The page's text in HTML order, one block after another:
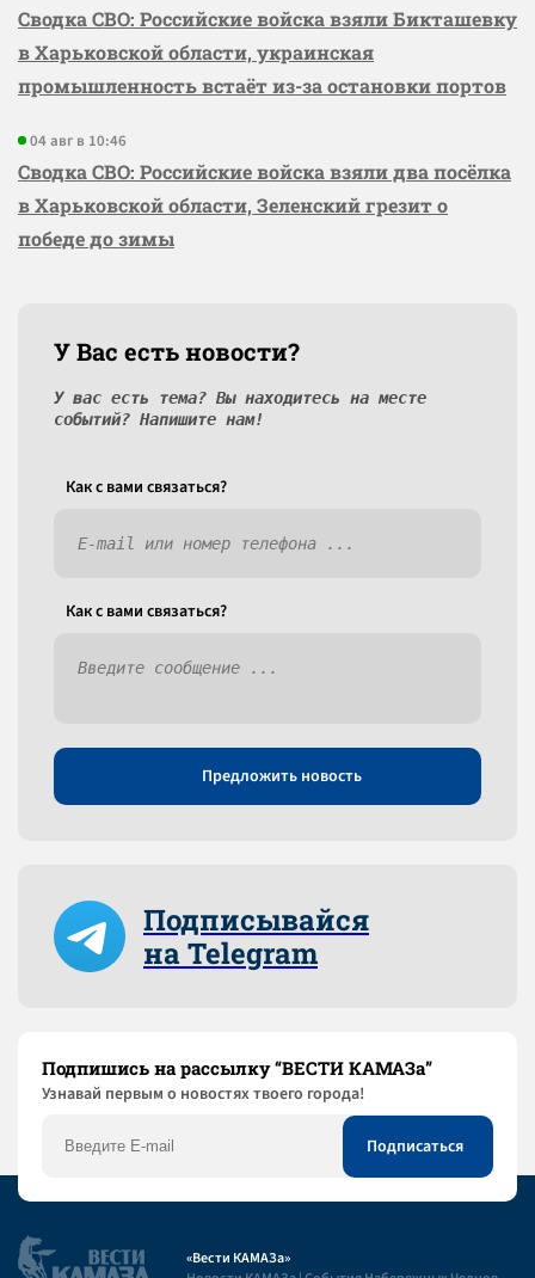
Сводка СВО: Российские войска взяли Бикташевку
в Харьковской области, украинская
промышленность встаёт из-за остановки портов
04 авг в 10:46
Сводка СВО: Российские войска взяли два посёлка
в Харьковской области, Зеленский грезит о
победе до зимы
У Вас есть новости?
У вас есть тема? Вы находитесь на месте
событий? Напишите нам!
Как c вами связаться?
Как c вами связаться?
Предложить новость
Подписывайся
на Telegram
Подпишись на рассылку “ВЕСТИ КАМАЗа”
Узнaвай первым о новостях твоего города!
«Вести КАМАЗа»